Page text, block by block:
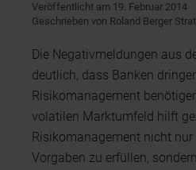
Veröffentlicht am 19. Februar 2014
Geschrieben von Roland Berger
Die Negativmeldungen aus
deutlich, dass Banken
Risikomanagement
volatilen Marktumfeld hilft
Risikomanagement nicht
Vorgaben zu erfüllen,